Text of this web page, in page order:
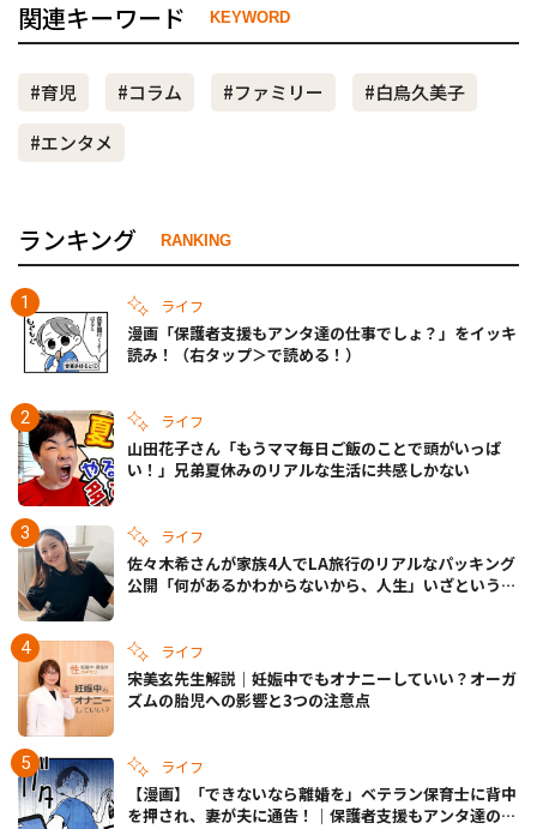
関連キーワード KEYWORD
#育児 #コラム #ファミリー
#白鳥久美子
#エンタメ
ランキング RANKING
ライフ
漫画「保護者支援もアンタ達の仕事でしょ？」をイッキ
読み！（右タップ＞で読める！）
ライフ
山田花子さん「もうママ毎日ご飯のことで頭がいっぱ
い！」兄弟夏休みのリアルな生活に共感しかない
ライフ
佐々木希さんが家族4人でLA旅行のリアルなパッキング
公開「何があるかわからないから、人生」いざというと
ライフ
宋美玄先生解説｜妊娠中でもオナニーしていい？オーガ
ズムの胎児への影響と3つの注意点
ライフ
【漫画】「できないなら離婚を」ベテラン保育士に背中
を押され、妻が夫に通告！｜保護者支援もアンタ達の仕